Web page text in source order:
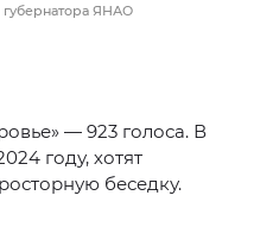
губернатора ЯНАО
— 923 голоса. В
году, хотят
беседку.